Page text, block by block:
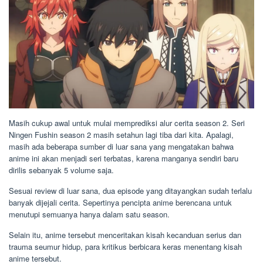
Masih cukup awal untuk mulai memprediksi alur cerita season 2. Seri
Ningen Fushin season 2 masih setahun lagi tiba dari kita. Apalagi,
masih ada beberapa sumber di luar sana yang mengatakan bahwa
anime ini akan menjadi seri terbatas, karena manganya sendiri baru
dirilis sebanyak 5 volume saja.
Sesuai review di luar sana, dua episode yang ditayangkan sudah terlalu
banyak dijejali cerita. Sepertinya pencipta anime berencana untuk
menutupi semuanya hanya dalam satu season.
Selain itu, anime tersebut menceritakan kisah kecanduan serius dan
trauma seumur hidup, para kritikus berbicara keras menentang kisah
anime tersebut.